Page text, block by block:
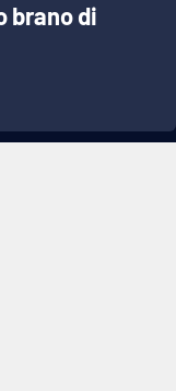
brano di